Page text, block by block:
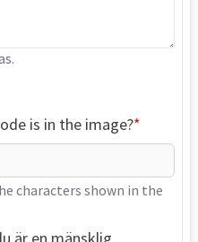
is in the image?
characters shown in the
är en mänsklig